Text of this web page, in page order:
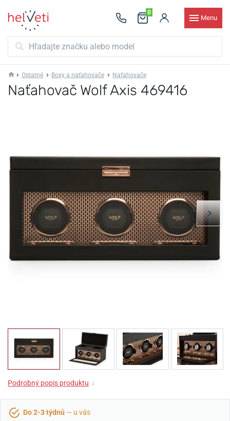
0
Menu
Ostatné Boxy a naťahovače Naťahovače
Naťahovač Wolf Axis 469416
Podrobný popis produktu ↓
Do 2-3 týdnů — u vás